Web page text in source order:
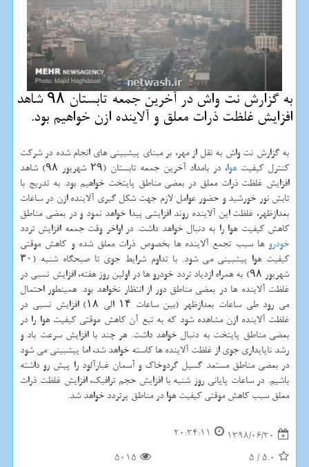
به گزارش نت واش در آخرین جمعه تابستان ۹۸ شاهد
افزایش غلظت ذرات معلق و آلاینده ازن خواهیم بود.
به گزارش نت واش به نقل از مهر، بر مبنای پیشبینی های انجام شده در شركت
كنترل كیفیتهوا
، در بامداد آخرین جمعه تابستان (۲۹ شهریور ۹۸) شاهد
افزایش غلظت ذرات معلق در بعضی مناطق پایتخت خواهیم بود. به تدریج با
تابش نور خورشید و حضور عوامل لازم جهت شكل گیری آلاینده ازن در ساعات
بعدازظهر، غلظت این آلاینده روند افزایشی پیدا خواهد نمود و در بعضی مناطق
كاهش كیفیت هوا را به دنبال خواهد داشت. در اواخر وقت جمعه افزایش تردد
خودرو ها سبب تجمع آلاینده ها بخصوص ذرات معلق شده و كاهش موقتی
كیفیت هوا پیشبینی می شود. با تداوم شرایط جوی تا صبحگاه شنبه (۳۰
شهریور ۹۸) به همراه ازدیاد تردد خودرو ها در اولین روز هفته، افزایش نسبی در
غلظت آلاینده ها در بعضی مناطق دور از انتظار نخواهد بود. همینطور احتمال
می رود طی ساعات بعدازظهر (بین ساعات ۱۴ الی ۱۸) افزایش نسبی در
غلظت آلاینده ازن مشاهده شود كه به تبع آن كاهش موقتی كیفیت هوا را در
بعضی مناطق پایتخت به دنبال خواهد داشت. هر چند با افزایش سرعت باد و
رشد ناپایداری جوی از غلظت آلاینده ها كاسته خواهد شد، اما پیشبینی می شود
در بعضی مناطق مستعد گسیل گردوخاك و آسمان غبارآلود را پیش رو داشته
باشیم. در ساعات پایانی روز شنبه با افزایش حجم ترافیك، افزایش غلظت ذرات
معلق سبب كاهش موقتی كیفیت هوا در مناطق پرتردد خواهد شد.
1398/06/30
20:34:11
5.0
/
5
5015